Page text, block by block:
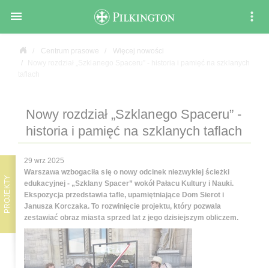

Centrum prasowe
Więcej nowości
Nowy rozdział „Szklanego Spaceru” -
historia i pamięć na szklanych taflach
PROJEKTY
29 wrz 2025
Warszawa wzbogaciła się o nowy odcinek niezwykłej ścieżki
edukacyjnej - „Szklany Spacer” wokół Pałacu Kultury i Nauki.
Ekspozycja przedstawia tafle, upamiętniające Dom Sierot i
Janusza Korczaka. To rozwinięcie projektu, który pozwala
zestawiać obraz miasta sprzed lat z jego dzisiejszym obliczem.